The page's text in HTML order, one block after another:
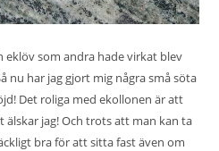
eklöv som andra hade virkat blev
nu har jag gjort mig några små söta
Det roliga med ekollonen är att
älskar jag! Och trots att man kan ta
bra för att sitta fast även om